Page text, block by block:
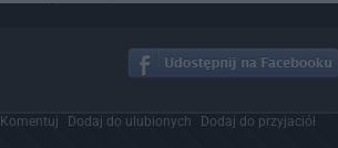
Komentuj Dodaj do ulubionych Dodaj do przyjaciół